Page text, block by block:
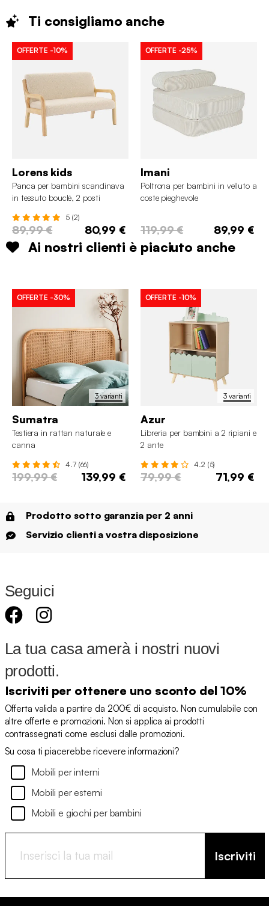
Ti consigliamo anche
OFFERTE -10%
Lorens kids
Panca per bambini scandinava
in tessuto bouclé, 2 posti
5 (2)
89,99 € 80,99 €
OFFERTE -25%
Imani
Poltrona per bambini in velluto a
coste pieghevole
119,99 € 89,99 €
Ai nostri clienti è piaciuto anche
3 varianti
OFFERTE -30%
Sumatra
Testiera in rattan naturale e
canna
4.7 (66)
199,99 € 139,99 €
3 varianti
OFFERTE -10%
Azur
Libreria per bambini a 2 ripiani e
2 ante
4.2 (5)
79,99 € 71,99 €
Prodotto sotto garanzia per 2 anni
Servizio clienti a vostra disposizione
Seguici
La tua casa amerà i nostri nuovi
prodotti.
Iscriviti per ottenere uno sconto del 10%
Offerta valida a partire da 200€ di acquisto. Non cumulabile con
altre offerte e promozioni. Non si applica ai prodotti
contrassegnati come esclusi dalle promozioni.
Su cosa ti piacerebbe ricevere informazioni?
Mobili per interni
Mobili per esterni
Mobili e giochi per bambini
Iscriviti